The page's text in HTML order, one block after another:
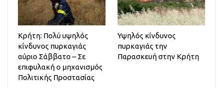
Κρήτη: Πολύ υψηλός
κίνδυνος πυρκαγιάς
αύριο Σάββατο – Σε
επιφυλακή ο μηχανισμός
Πολιτικής Προστασίας
Υψηλός κίνδυνος
πυρκαγιάς την
Παρασκευή στην Κρήτη